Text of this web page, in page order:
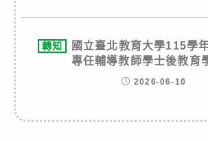
轉知
國立臺北教育大學115學
專任輔導教師學士後教育
2026-06-10